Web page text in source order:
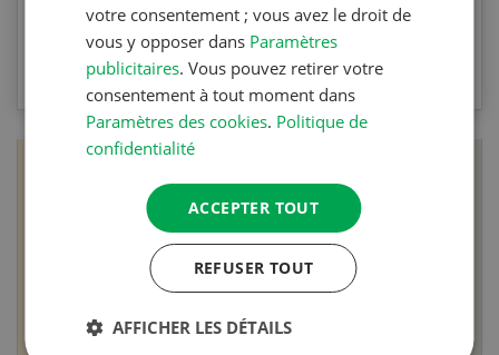
VERS LE QUIZ
votre consentement ; vous avez le droit de
vous y opposer dans Paramètres
publicitaires. Vous pouvez retirer votre
consentement à tout moment dans
Paramètres des cookies. Politique de
confidentialité
ACCEPTER TOUT
REFUSER TOUT
AFFICHER LES DÉTAILS